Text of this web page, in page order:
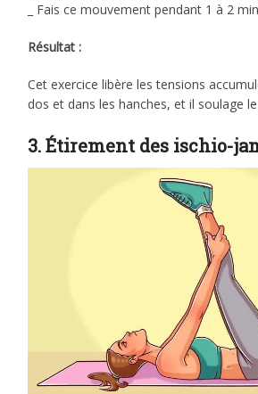
_ Fais ce mouvement pendant 1 à 2
Résultat :
Cet exercice libère les tensions
dos et dans les hanches, et il soulage
3. Étirement des ischio-